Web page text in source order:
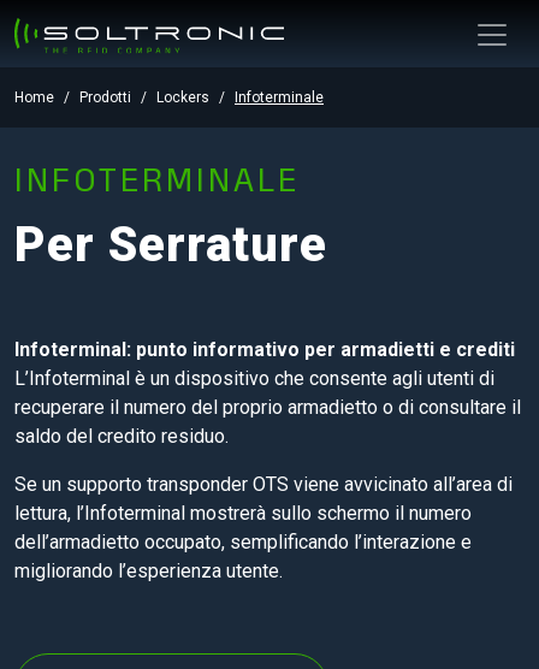
Home Prodotti Lockers Infoterminale
INFOTERMINALE
Per Serrature
Infoterminal: punto informativo per armadietti e crediti
L’Infoterminal è un dispositivo che consente agli utenti di
recuperare il numero del proprio armadietto o di consultare il
saldo del credito residuo.
Se un supporto transponder OTS viene avvicinato all’area di
lettura, l’Infoterminal mostrerà sullo schermo il numero
dell’armadietto occupato, semplificando l’interazione e
migliorando l’esperienza utente.